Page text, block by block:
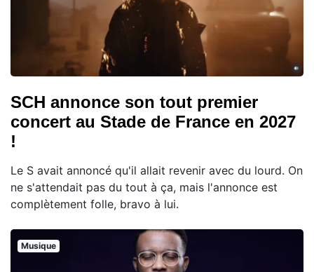
SCH annonce son tout premier
concert au Stade de France en 2027
!
Le S avait annoncé qu'il allait revenir avec du lourd. On
ne s'attendait pas du tout à ça, mais l'annonce est
complètement folle, bravo à lui.
Musique